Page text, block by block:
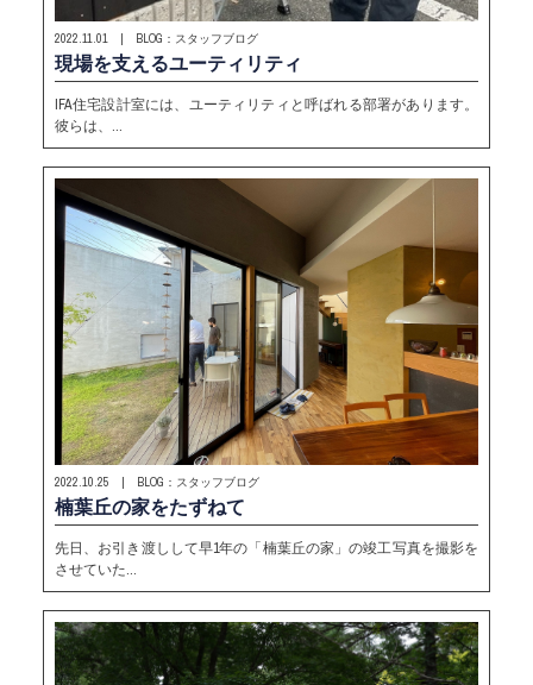
2022.11.01 | BLOG：スタッフブログ
現場を支えるユーティリティ
IFA住宅設計室には、ユーティリティと呼ばれる部署があります。
彼らは、…
2022.10.25 | BLOG：スタッフブログ
楠葉丘の家をたずねて
先日、お引き渡しして早1年の「楠葉丘の家」の竣工写真を撮影を
させていた…